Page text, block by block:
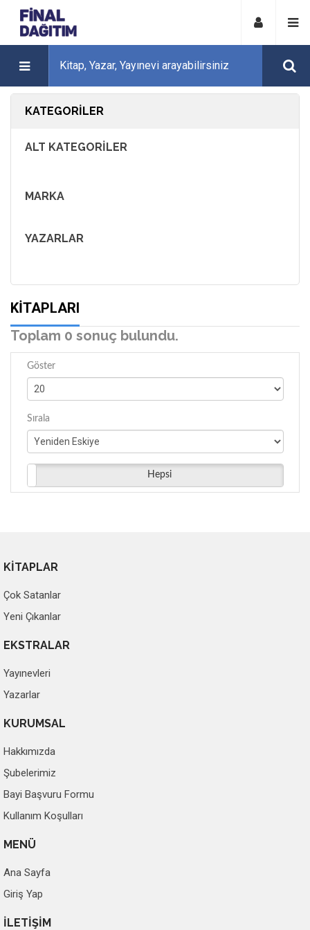
KATEGORILER
ALT KATEGORILER
MARKA
YAZARLAR
KITAPLARI
Toplam 0 sonuç bulundu.
Göster
Sırala
Hepsi
KİTAPLAR
Çok Satanlar
Yeni Çıkanlar
EKSTRALAR
Yayınevleri
Yazarlar
KURUMSAL
Hakkımızda
Şubelerimiz
Bayi Başvuru Formu
Kullanım Koşulları
MENÜ
Ana Sayfa
Giriş Yap
İLETİŞİM